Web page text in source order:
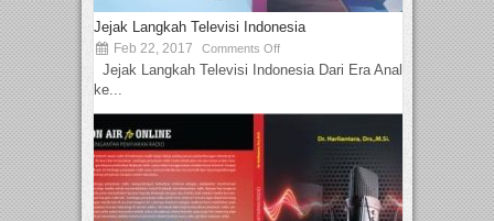
Jejak Langkah Televisi Indonesia
Feb 22, 2017 Comments Off
Jejak Langkah Televisi Indonesia Dari Era Analog
ke...